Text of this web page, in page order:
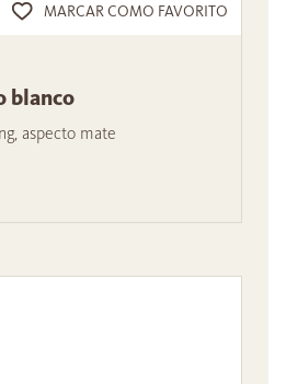
MARCAR COMO FAVORITO
blanco
aspecto mate